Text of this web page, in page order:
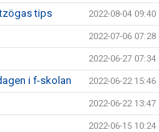
tips 2022-08-04 09:40
2022-07-06 07:28
2022-06-27 07:34
i f-skolan 2022-06-22 15:46
2022-06-22 13:47
2022-06-15 10:24